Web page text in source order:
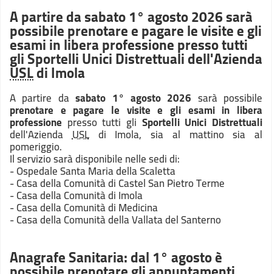
A partire da sabato 1° agosto 2026 sarà
possibile prenotare e pagare le visite e gli
esami in libera professione presso tutti
gli Sportelli Unici Distrettuali dell'Azienda
USLdi Imola
A partire dasabato 1° agosto 2026 sarà possibile
prenotare e pagare le visite e gli esami in libera
professione presso tutti gli Sportelli Unici Distrettuali
dell'AziendaUSLdi Imola, sia al mattino sia al
pomeriggio.
Il servizio sarà disponibile nelle sedi di:
- Ospedale Santa Maria della Scaletta
- Casa della Comunità di Castel San Pietro Terme
- Casa della Comunità di Imola
- Casa della Comunità di Medicina
- Casa della Comunità della Vallata del Santerno
Anagrafe Sanitaria: dal 1° agosto è